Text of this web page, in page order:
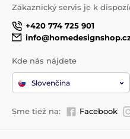
Zákaznický servis je k
+420 774 725 901
Kde nás nájdete
Slovenčina
Sme tiež na: Facebook